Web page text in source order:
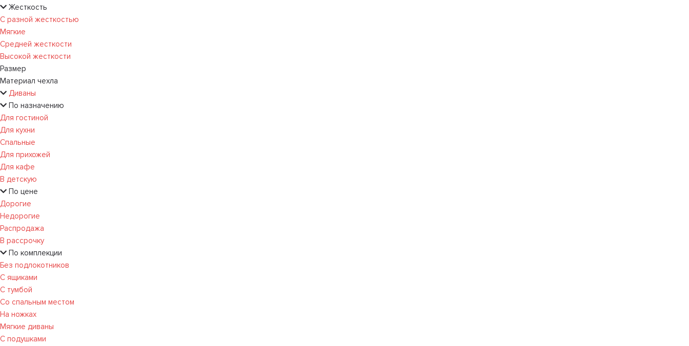
Жесткость
С разной жесткостью
Мягкие
Средней жесткости
Высокой жесткости
Размер
Материал чехла
Диваны
По назначению
Для гостиной
Для кухни
Спальные
Для прихожей
Для кафе
В детскую
По цене
Дорогие
Недорогие
Распродажа
В рассрочку
По комплекции
Без подлокотников
С ящиками
С тумбой
Со спальным местом
На ножках
Мягкие диваны
С подушками